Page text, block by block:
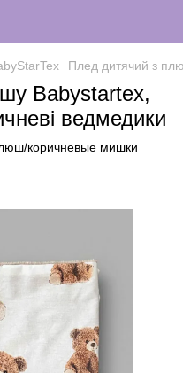
Плед дитячий з
Babystartex,
ведмедики
коричневые мишки